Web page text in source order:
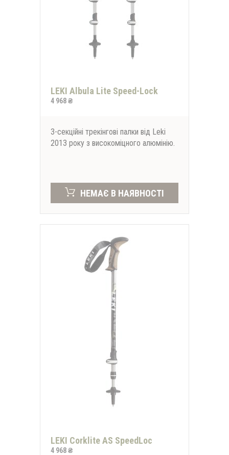
LEKI Albula Lite Speed-Lock
4 968 ₴
3-секційні трекінгові палки від Leki
2013 року з високоміцного алюмінію.
НЕМАЄ В НАЯВНОСТІ
LEKI Corklite AS SpeedLoc
4 968 ₴